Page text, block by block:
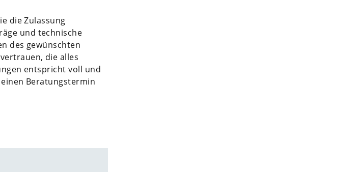
die Zulassung
und technische
des gewünschten
die alles
entspricht voll und
Beratungstermin